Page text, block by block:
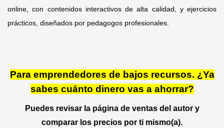
online, con contenidos interactivos de alta calidad, y ejercicios
prácticos, diseñados por pedagogos profesionales.
Para emprendedores de bajos recursos. ¿Ya
sabes cuánto dinero vas a ahorrar?
Puedes revisar la página de ventas del autor y
comparar los precios por ti mismo(a).